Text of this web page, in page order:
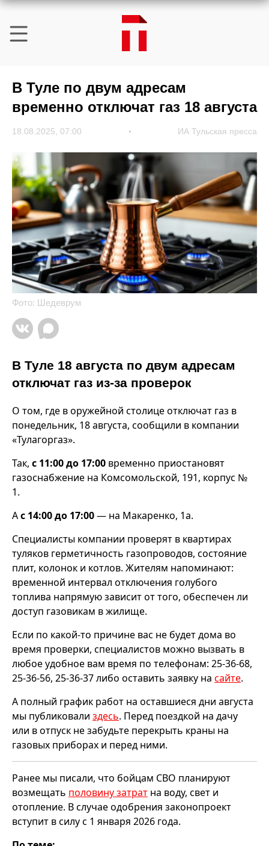
В Туле по двум адресам
временно отключат газ 18 августа
18.08.2025, 07:00 ИА Тульская пресса
Фото: Шедеврум
В Туле 18 августа по двум адресам
отключат газ из-за проверок
О том, где в оружейной столице отключат газ в
понедельник, 18 августа, сообщили в компании
«Тулагоргаз».
Так, с 11:00 до 17:00 временно приостановят
газоснабжение на Комсомольской, 191, корпус №
1.
Ас 14:00 до 17:00— на Макаренко, 1а.
Специалисты компании проверят в квартирах
туляков герметичность газопроводов, состояние
плит, колонок и котлов. Жителям напоминают:
временной интервал отключения голубого
топлива напрямую зависит от того, обеспечен ли
доступ газовикам в жилище.
Если по какой-то причине вас не будет дома во
время проверки, специалистов можно вызвать в
любое удобное вам время по телефонам: 25-36-68,
25-36-56, 25-36-37 либо оставить заявку на сайте.
А полный график работ на оставшиеся дни августа
мы публиковали здесь. Перед поездкой на дачу
или в отпуск не забудьте перекрыть краны на
газовых приборах и перед ними.
Ранее мы писали, что бойцам СВО планируют
возмещать половину затрат на воду, свет и
отопление. В случае одобрения законопроект
вступит в силу с 1 января 2026 года.